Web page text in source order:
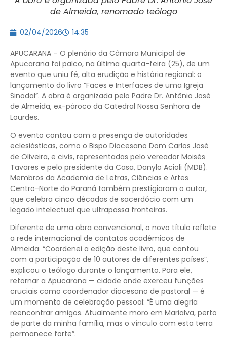
de Almeida, renomado teólogo
02/04/2026 14:35
APUCARANA – O plenário da Câmara Municipal de
Apucarana foi palco, na última quarta-feira (25), de um
evento que uniu fé, alta erudição e história regional: o
lançamento do livro “Faces e Interfaces de uma Igreja
Sinodal”. A obra é organizada pelo Padre Dr. Antônio José
de Almeida, ex-pároco da Catedral Nossa Senhora de
Lourdes.
O evento contou com a presença de autoridades
eclesiásticas, como o Bispo Diocesano Dom Carlos José
de Oliveira, e civis, representadas pelo vereador Moisés
Tavares e pelo presidente da Casa, Danylo Acioli (MDB).
Membros da Academia de Letras, Ciências e Artes
Centro-Norte do Paraná também prestigiaram o autor,
que celebra cinco décadas de sacerdócio com um
legado intelectual que ultrapassa fronteiras.
Diferente de uma obra convencional, o novo título reflete
a rede internacional de contatos acadêmicos de
Almeida. “Coordenei a edição deste livro, que contou
com a participação de 10 autores de diferentes países”,
explicou o teólogo durante o lançamento. Para ele,
retornar a Apucarana — cidade onde exerceu funções
cruciais como coordenador diocesano de pastoral — é
um momento de celebração pessoal: “É uma alegria
reencontrar amigos. Atualmente moro em Marialva, perto
de parte da minha família, mas o vínculo com esta terra
permanece forte”.